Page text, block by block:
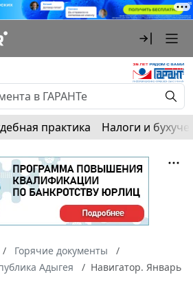
практика Налоги и
Горячие документы
Адыгея
Навигатор. Январь